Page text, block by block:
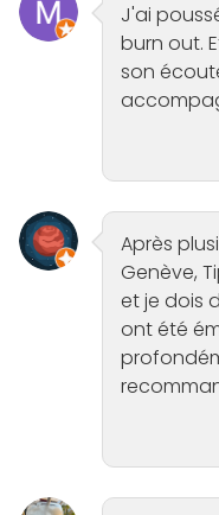
J'ai
burn out.
son
Après
Genève,
et je dois
ont été